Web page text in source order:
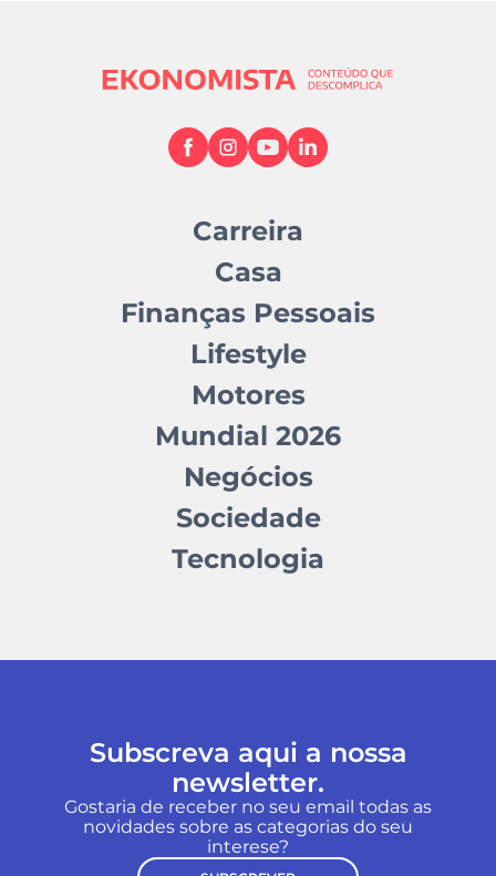
Carreira
Casa
Finanças Pessoais
Lifestyle
Motores
Mundial 2026
Negócios
Sociedade
Tecnologia
Subscreva aqui a nossa
newsletter.
Gostaria de receber no seu email todas as
novidades sobre as categorias do seu
interese?